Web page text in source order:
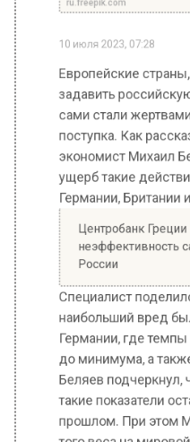
задавить
сами стали
экономист Михаил
ущерб такие
Германии, Британии
Центробанк Греции
неэффективность
России
Специалист
наибольший вред
Германии, где темпы
до минимума, а
Беляев подчеркнул,
такие показатели
прошлом. При этом
того веса на